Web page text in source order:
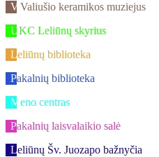
V.Valiušio keramikos muziejus
UKC Leliūnų skyrius
Leliūnų biblioteka
Pakalnių biblioteka
Meno centras
Pakalnių laisvalaikio salė
Leliūnų Šv. Juozapo bažnyčia